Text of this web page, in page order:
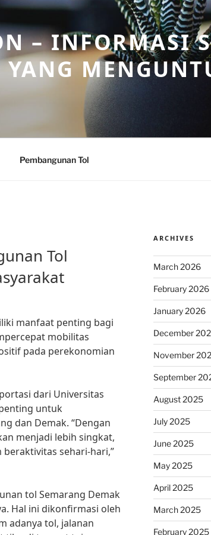
– INFORMASI
Pembangunan Tol
Tol
manfaat penting bagi
mobilitas
pada perekonomian
dari Universitas
untuk
dan Demak. “Dengan
menjadi lebih singkat,
sehari-hari,”
tol Semarang Demak
Hal ini dikonfirmasi oleh
adanya tol, jalanan
ARCHIVES
March 2026
February 2026
January 2026
December
November
September
August 2025
July 2025
June 2025
May 2025
April 2025
March 2025
February 2025